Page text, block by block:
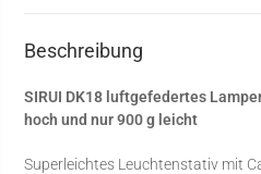
Beschreibung
SIRUI DK18 luftgefedertes
hoch und nur 900 g leicht
Superleichtes Leuchtenstativ mit